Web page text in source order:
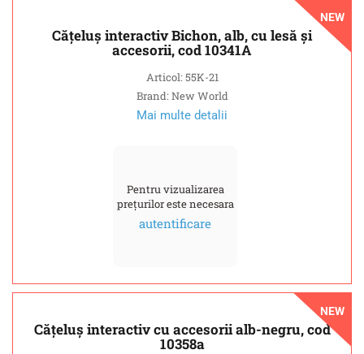
NEW
Cățeluș interactiv Bichon, alb, cu lesă și
accesorii, cod 10341A
Articol: 55K-21
Brand: New World
Mai multe detalii
Pentru vizualizarea
prețurilor este necesara
autentificare
NEW
Cățeluș interactiv cu accesorii alb-negru, cod
10358a